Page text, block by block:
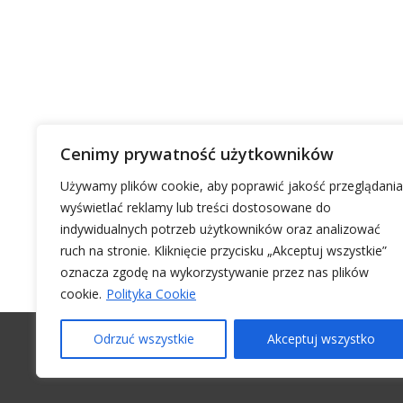
Cenimy prywatność użytkowników
Używamy plików cookie, aby poprawić jakość
wyświetlać reklamy lub treści dostosowane do
indywidualnych potrzeb użytkowników oraz analizować
ruch na stronie. Kliknięcie przycisku „Akceptuj wszystkie”
oznacza zgodę na wykorzystywanie przez nas plików
cookie. Polityka Cookie
Odrzuć wszystkie Akceptuj wszystko